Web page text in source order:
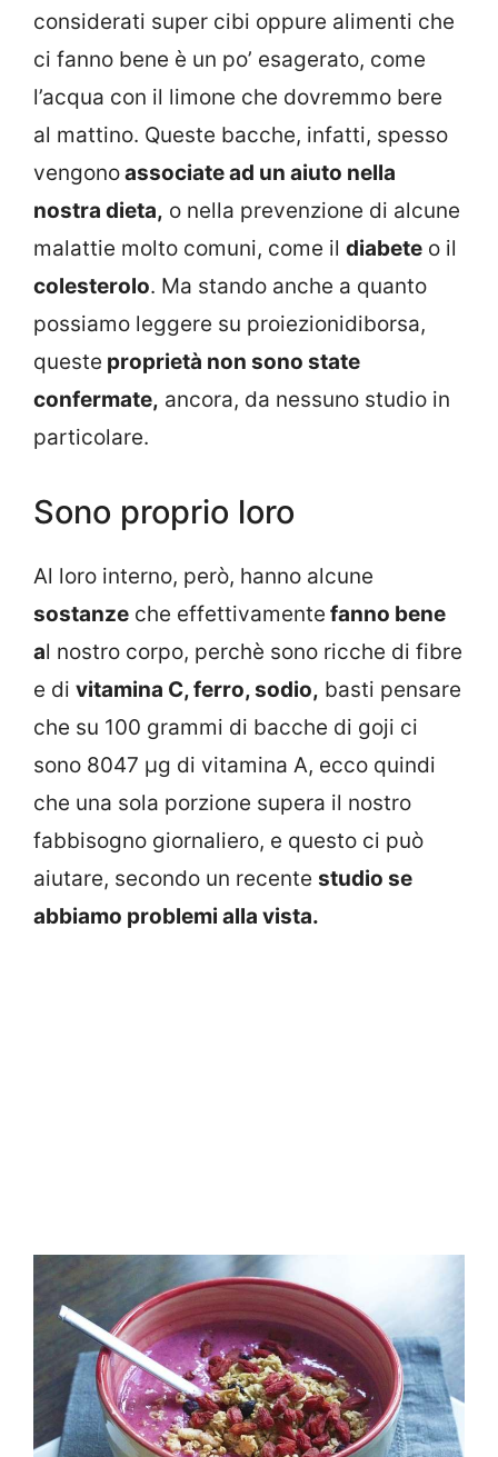
considerati super cibi oppure alimenti che
ci fanno bene è un po’ esagerato, come
l’acqua con il limone che dovremmo bere
al mattino. Queste bacche, infatti, spesso
vengonoassociate ad un aiuto nella
nostra dieta, o nella prevenzione di alcune
malattie molto comuni, come il diabete o il
colesterolo. Ma stando anche a quanto
possiamo leggere su proiezionidiborsa,
queste proprietà non sono state
confermate, ancora, da nessuno studio in
particolare.
Sono proprio loro
Al loro interno, però, hanno alcune
sostanze che effettivamente fanno bene
al nostro corpo, perchè sono ricche di fibre
e di vitamina C, ferro, sodio, basti pensare
che su 100 grammi di bacche di goji ci
sono 8047 µg di vitamina A, ecco quindi
che una sola porzione supera il nostro
fabbisogno giornaliero, e questo ci può
aiutare, secondo un recente studio se
abbiamo problemi alla vista.